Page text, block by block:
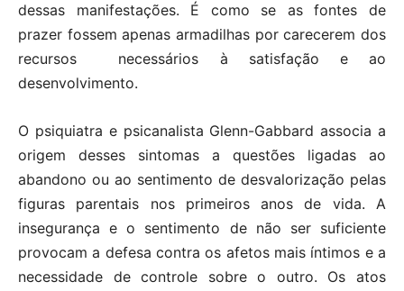
dessas manifestações. É como se as fontes de
prazer fossem apenas armadilhas por carecerem dos
recursos necessários à satisfação e ao
desenvolvimento.
O psiquiatra e psicanalista Glenn-Gabbard associa a
origem desses sintomas a questões ligadas ao
abandono ou ao sentimento de desvalorização pelas
figuras parentais nos primeiros anos de vida. A
insegurança e o sentimento de não ser suficiente
provocam a defesa contra os afetos mais íntimos e a
necessidade de controle sobre o outro. Os atos